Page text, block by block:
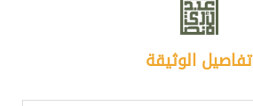
تفاصيل الوثيقة